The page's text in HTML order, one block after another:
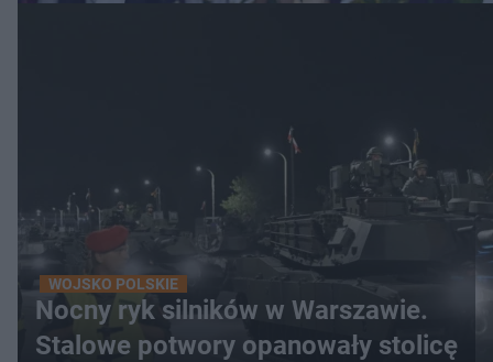
WOJSKO POLSKIE
Nocny ryk silników w Warszawie.
Stalowe potwory opanowały stolicę